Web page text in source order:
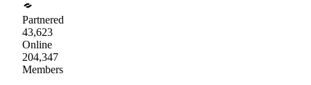
Partnered
43,623
Online
204,347
Members